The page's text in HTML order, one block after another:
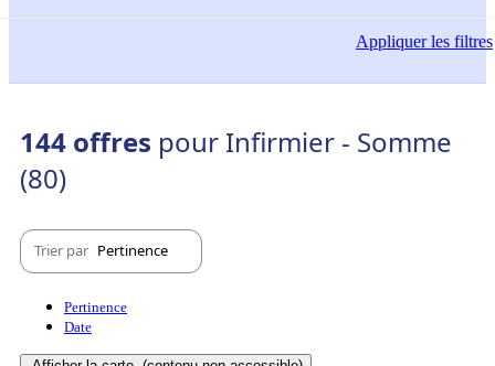
Appliquerles filtres
144 offres pour Infirmier - Somme
(80)
Trier par Pertinence
Pertinence
Date